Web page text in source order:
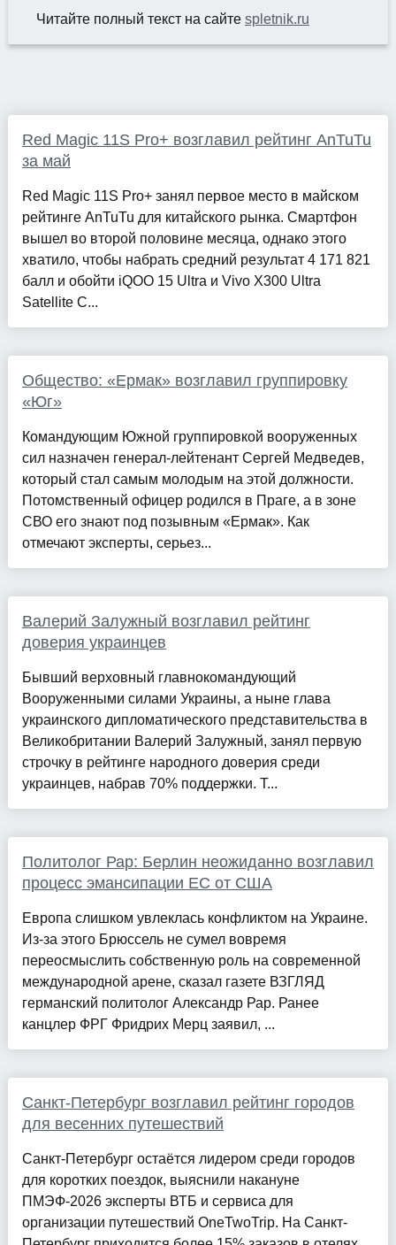
Читайте полный текст на сайте spletnik.ru
Red Magic 11S Pro+ возглавил рейтинг AnTuTu
за май
Red Magic 11S Pro+ занял первое место в майском
рейтинге AnTuTu для китайского рынка. Смартфон
вышел во второй половине месяца, однако этого
хватило, чтобы набрать средний результат 4 171 821
балл и обойти iQOO 15 Ultra и Vivo X300 Ultra
Satellite C...
Общество: «Ермак» возглавил группировку
«Юг»
Командующим Южной группировкой вооруженных
сил назначен генерал-лейтенант Сергей Медведев,
который стал самым молодым на этой должности.
Потомственный офицер родился в Праге, а в зоне
СВО его знают под позывным «Ермак». Как
отмечают эксперты, серьез...
Валерий Залужный возглавил рейтинг
доверия украинцев
Бывший верховный главнокомандующий
Вооруженными силами Украины, а ныне глава
украинского дипломатического представительства в
Великобритании Валерий Залужный, занял первую
строчку в рейтинге народного доверия среди
украинцев, набрав 70% поддержки. Т...
Политолог Рар: Берлин неожиданно возглавил
процесс эмансипации ЕС от США
Европа слишком увлеклась конфликтом на Украине.
Из-за этого Брюссель не сумел вовремя
переосмыслить собственную роль на современной
международной арене, сказал газете ВЗГЛЯД
германский политолог Александр Рар. Ранее
канцлер ФРГ Фридрих Мерц заявил, ...
Санкт-Петербург возглавил рейтинг городов
для весенних путешествий
Санкт-Петербург остаётся лидером среди городов
для коротких поездок, выяснили накануне
ПМЭФ-2026 эксперты ВТБ и сервиса для
организации путешествий OneTwoTrip. На Санкт-